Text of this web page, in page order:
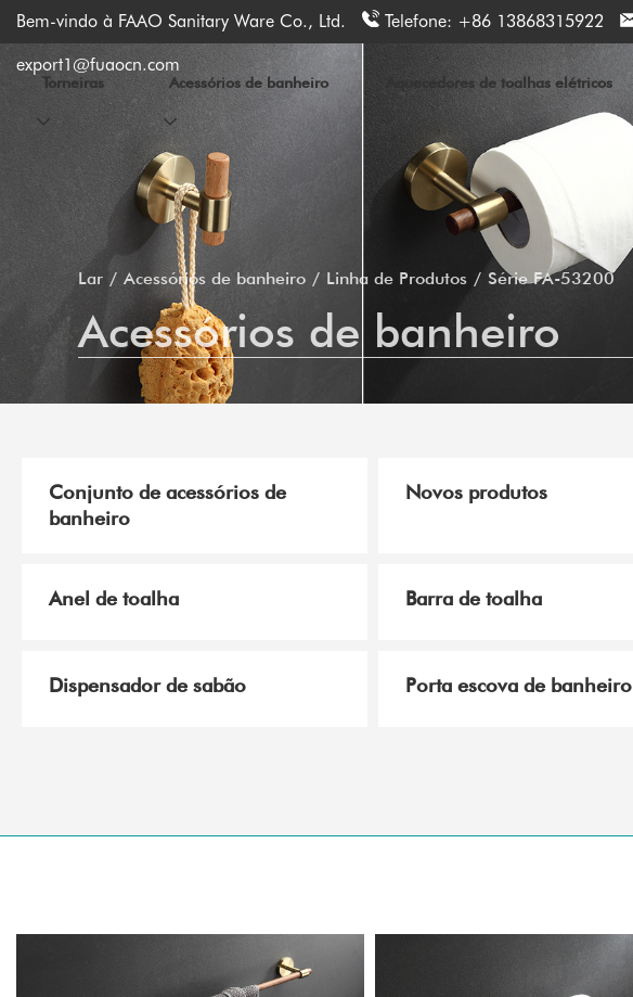
Bem-vindo à FAAO Sanitary Ware Co., Ltd. Telefone: +86 13868315922
export1@fuaocn.com
Torneiras Acessórios de banheiro Aquecedores de toalhas elétricos
Lar Acessórios de banheiro Linha de Produtos Série FA-53200
Acessórios de banheiro
Conjunto de acessórios de
banheiro
Novos produtos
Anel de toalha Barra de toalha
Dispensador de sabão Porta escova de banheiro